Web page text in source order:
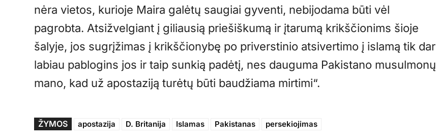
nėra vietos, kurioje Maira galėtų saugiai gyventi, nebijodama būti vėl
pagrobta. Atsižvelgiant į giliausią priešiškumą ir įtarumą krikščionims šioje
šalyje, jos sugrįžimas į krikščionybę po priverstinio atsivertimo į islamą tik dar
labiau pablogins jos ir taip sunkią padėtį, nes dauguma Pakistano musulmonų
mano, kad už apostaziją turėtų būti baudžiama mirtimi“.
ŽYMOS apostazija D. Britanija Islamas Pakistanas persekiojimas